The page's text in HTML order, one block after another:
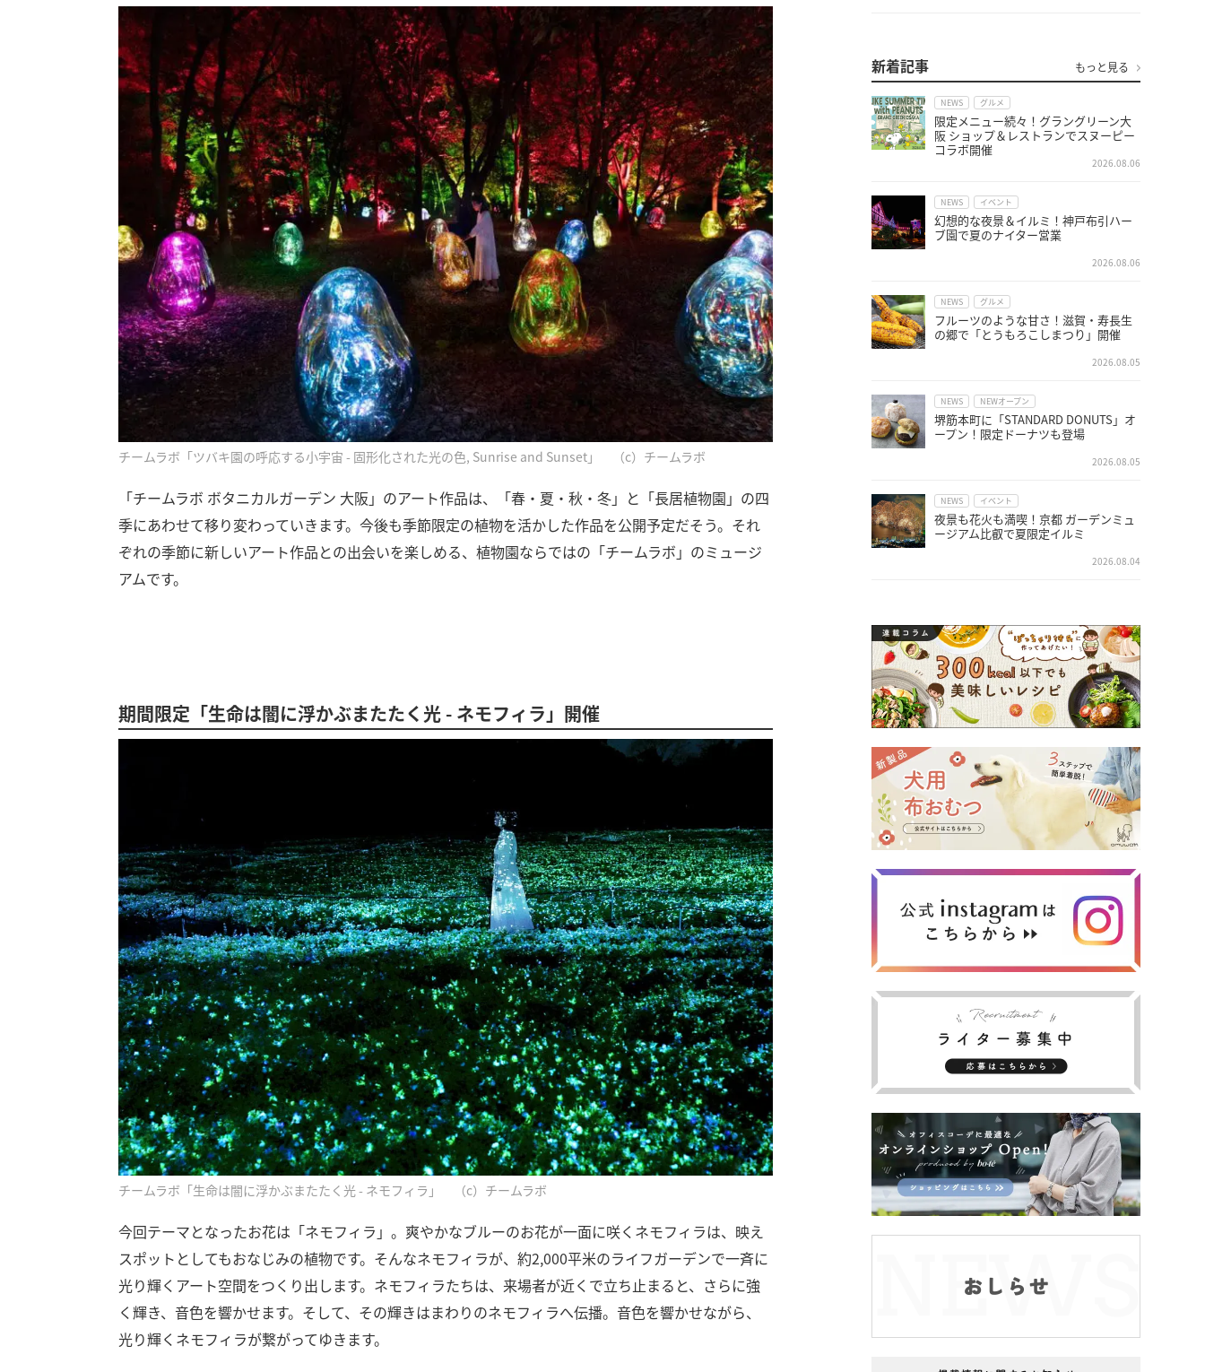
チームラボ「ツバキ園の呼応する小宇宙 - 固形化された光の色, Sunrise and Sunset」 （c）チームラボ
「チームラボ ボタニカルガーデン 大阪」のアート作品は、「春・夏・秋・冬」と「長居植物園」の四
季にあわせて移り変わっていきます。今後も季節限定の植物を活かした作品を公開予定だそう。それ
ぞれの季節に新しいアート作品との出会いを楽しめる、植物園ならではの「チームラボ」のミュージ
アムです。
期間限定「生命は闇に浮かぶまたたく光 - ネモフィラ」開催
チームラボ「生命は闇に浮かぶまたたく光 - ネモフィラ」 （c）チームラボ
今回テーマとなったお花は「ネモフィラ」。爽やかなブルーのお花が一面に咲くネモフィラは、映え
スポットとしてもおなじみの植物です。そんなネモフィラが、約2,000平米のライフガーデンで一斉に
光り輝くアート空間をつくり出します。ネモフィラたちは、来場者が近くで立ち止まると、さらに強
く輝き、音色を響かせます。そして、その輝きはまわりのネモフィラへ伝播。音色を響かせながら、
光り輝くネモフィラが繋がってゆきます。
新着記事 もっと見る
NEWS グルメ
限定メニュー続々！グラングリーン大
阪 ショップ＆レストランでスヌーピー
コラボ開催
2026.08.06
NEWS イベント
幻想的な夜景＆イルミ！神戸布引ハー
ブ園で夏のナイター営業
2026.08.06
NEWS グルメ
フルーツのような甘さ！滋賀・寿長生
の郷で「とうもろこしまつり」開催
2026.08.05
NEWS NEWオープン
堺筋本町に「STANDARD DONUTS」オ
ープン！限定ドーナツも登場
2026.08.05
NEWS イベント
夜景も花火も満喫！京都 ガーデンミュ
ージアム比叡で夏限定イルミ
2026.08.04